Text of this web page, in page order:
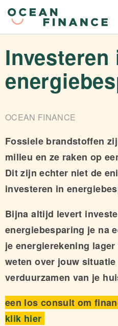
Investeren
OCEAN FINANCE
Fossiele brandstoffen
milieu en ze raken op
Dit zijn echter niet de
investeren in
Bijna altijd levert
energiebesparing je na
je energierekening
weten over jouw
verduurzamen van je
een los consult om
klik hier